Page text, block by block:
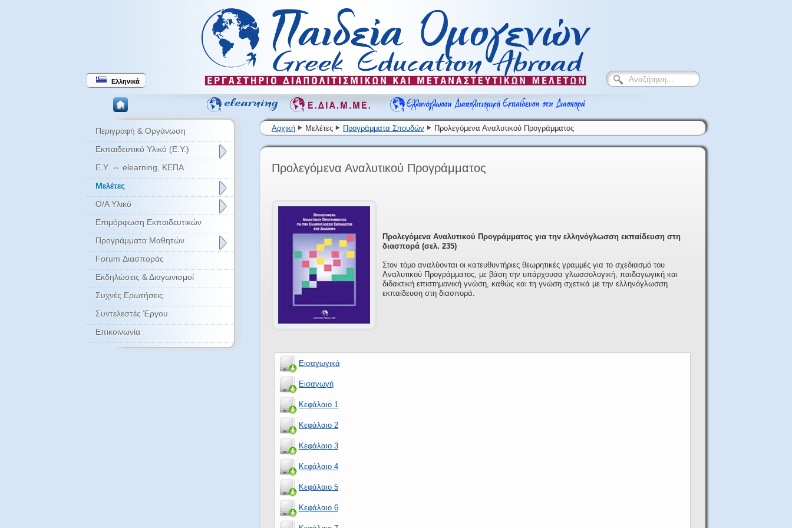
Ελληνικά
Περιγραφή & Οργάνωση
Εκπαιδευτικό Υλικό (Ε.Υ.)
Ε.Υ. ⇔ elearning, ΚΕΠΑ
Μελέτες
Ο/Α Υλικό
Επιμόρφωση Εκπαιδευτικών
Προγράμματα Μαθητών
Forum Διασποράς
Εκδηλώσεις & Διαγωνισμοί
Συχνές Ερωτήσεις
Συντελεστές Έργου
Επικοινωνία
Αρχική Μελέτες Προγράμματα Σπουδών Προλεγόμενα Αναλυτικού Προγράμματος
Προλεγόμενα Αναλυτικού Προγράμματος
Προλεγόμενα Αναλυτικού Προγράμματος για την ελληνόγλωσση εκπαίδευση στη
διασπορά (σελ. 235)
Στον τόμο αναλύονται οι κατευθυντήριες θεωρητικές γραμμές για το σχεδιασμό του
Αναλυτικού Προγράμματος, με βάση την υπάρχουσα γλωσσολογική, παιδαγωγική και
διδακτική επιστημονική γνώση, καθώς και τη γνώση σχετικά με την ελληνόγλωσση
εκπαίδευση στη διασπορά.
Εισαγωγικά
Εισαγωγή
Κεφάλαιο 1
Κεφάλαιο 2
Κεφάλαιο 3
Κεφάλαιο 4
Κεφάλαιο 5
Κεφάλαιο 6